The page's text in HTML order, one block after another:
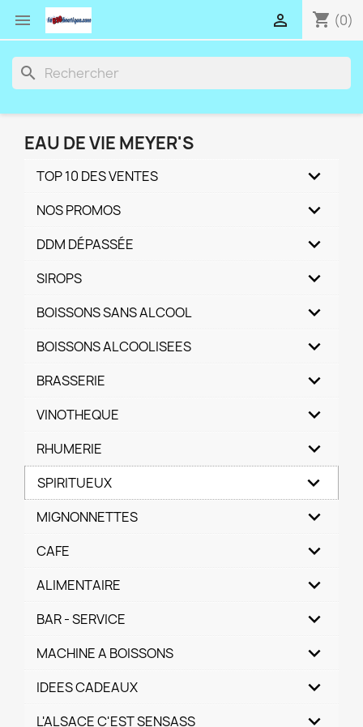
 shopping_cart (0)

search
EAU DE VIE MEYER'S
TOP 10 DES VENTES
NOS PROMOS
DDM DÉPASSÉE
SIROPS
BOISSONS SANS ALCOOL
BOISSONS ALCOOLISEES
BRASSERIE
VINOTHEQUE
RHUMERIE
SPIRITUEUX
MIGNONNETTES
CAFE
ALIMENTAIRE
BAR - SERVICE
MACHINE A BOISSONS
IDEES CADEAUX
L'ALSACE C'EST SENSASS